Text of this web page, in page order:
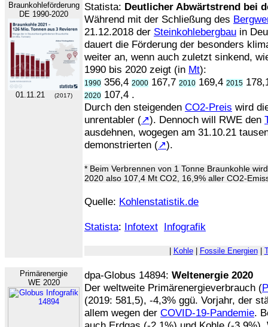
Braunkohleförderung
DE 1990-2020
01.11.21 (2017)
Statista: Deutlicher Abwärtstrend bei
Während mit der Schließung des
21.12.2018 der Steinkohlebergbau in
dauert die Förderung der besonders
weiter an, wenn auch zuletzt sinkend,
1990 bis 2020 zeigt (in Mt):
1990 356,4 2000 167,7 2010 169,4 2015
2020 107,4 .
Durch den steigenden CO2-Preis wird
unrentabler (↗). Dennoch will RWE den
ausdehnen, wogegen am 31.10.21
demonstrierten (↗).
* Beim Verbrennen von 1 Tonne Braunkohle
2020 also 107,4 Mt CO2, 16,9% aller CO2-
Quelle: Kohlenstatistik.de
Statista: Infotext Infografik
Kohle| Fossile Energien|
Primärenergie
WE 2020
dpa-Globus 14894: Weltenergie 2020
Der weltweite Primärenergieverbrauch (
(2019: 581,5), -4,3% ggü. Vorjahr, der
allem wegen der COVID-19-Pandemie.